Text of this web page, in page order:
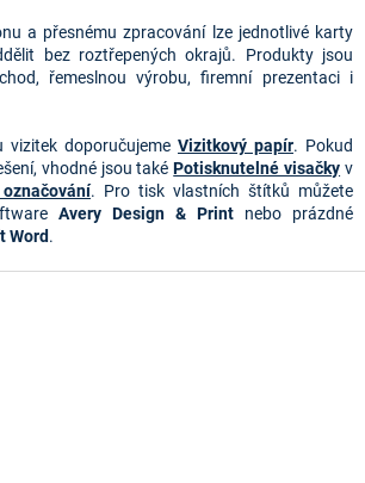
a přesnému zpracování lze jednotlivé karty
bez roztřepených okrajů. Produkty jsou
řemeslnou výrobu, firemní prezentaci i
vizitek doporučujeme Vizitkový papír. Pokud
vhodné jsou takéPotisknutelné visačky v
. Pro tisk vlastních štítků můžete
Avery Design & Print nebo prázdné
Word.